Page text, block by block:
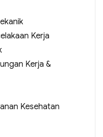
Kerja
Kerja &
Kesehatan